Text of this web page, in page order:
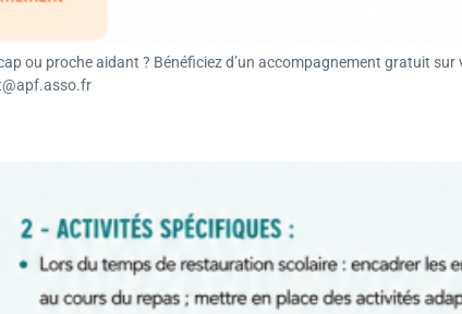
ou proche aidant ? Bénéficiez d’un accompagnement gratuit sur